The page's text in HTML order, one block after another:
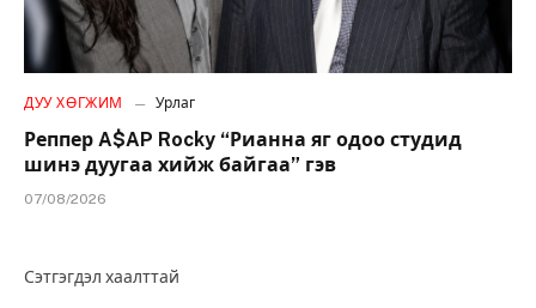
ДУУ ХӨГЖИМ Урлаг
Реппер A$AP Rocky “Рианна яг одоо студид
шинэ дуугаа хийж байгаа” гэв
07/08/2026
Сэтгэгдэл хаалттай